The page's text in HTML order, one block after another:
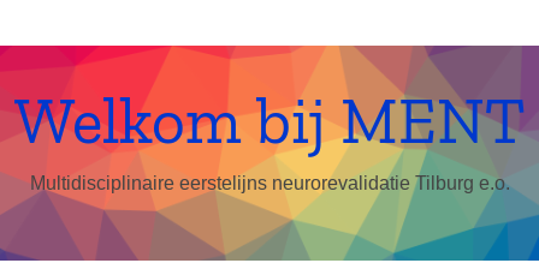
Welkom bij MENT
Multidisciplinaire eerstelijns neurorevalidatie Tilburg e.o.